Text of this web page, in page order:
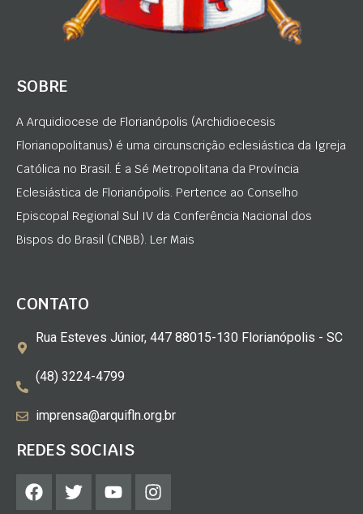
SOBRE
A Arquidiocese de Florianópolis (Archidioecesis
Florianopolitanus) é uma circunscrição eclesiástica da Igreja
Católica no Brasil. É a Sé Metropolitana da Província
Eclesiástica de Florianópolis. Pertence ao Conselho
Episcopal Regional Sul IV da Conferência Nacional dos
Bispos do Brasil (CNBB). Ler Mais
CONTATO
Rua Esteves Júnior, 447 88015-130 Florianópolis - SC
(48) 3224-4799
imprensa@arquifln.org.br
REDES SOCIAIS